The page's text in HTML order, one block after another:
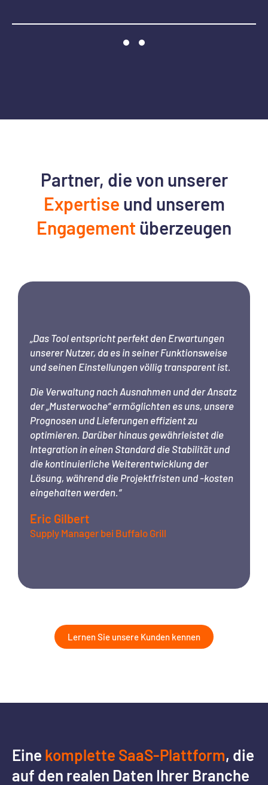
Partner, die von unserer
Expertise und unserem
Engagement überzeugen
„Das Tool entspricht perfekt den Erwartungen
unserer Nutzer, da es in seiner Funktionsweise
und seinen Einstellungen völlig transparent ist.
Die Verwaltung nach Ausnahmen und der Ansatz
der „Musterwoche“ ermöglichten es uns, unsere
Prognosen und Lieferungen effizient zu
optimieren. Darüber hinaus gewährleistet die
Integration in einen Standard die Stabilität und
die kontinuierliche Weiterentwicklung der
Lösung, während die Projektfristen und -kosten
eingehalten werden.“
Eric Gilbert
Supply Manager bei Buffalo Grill
Lernen Sie unsere Kunden kennen
Eine komplette SaaS-Plattform, die
auf den realen Daten Ihrer Branche